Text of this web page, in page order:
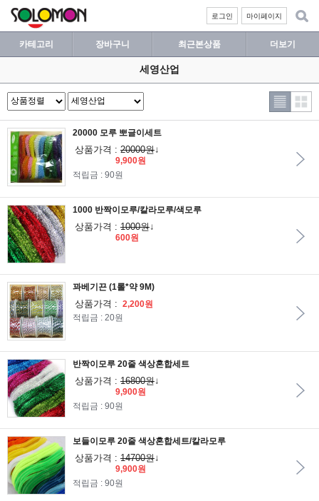
마이페이지
로그인
카테고리 장바구니 최근본상품 더보기
세영산업
20000 모루 뽀글이세트
상품가격 : 20000원↓
9,900원
적립금 : 90원
1000 반짝이모루/칼라모루/색모루
상품가격 : 1000원↓
600원
꽈베기끈 (1롤*약 9M)
상품가격 : 2,200원
적립금 : 20원
반짝이모루 20줄 색상혼합세트
상품가격 : 16800원↓
9,900원
적립금 : 90원
보들이모루 20줄 색상혼합세트/칼라모루
상품가격 : 14700원↓
9,900원
적립금 : 90원